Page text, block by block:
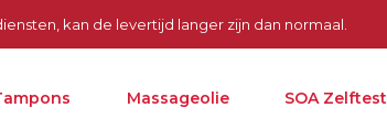
kan de levertijd langer zijn dan normaal.
Massageolie SOA Zelftest